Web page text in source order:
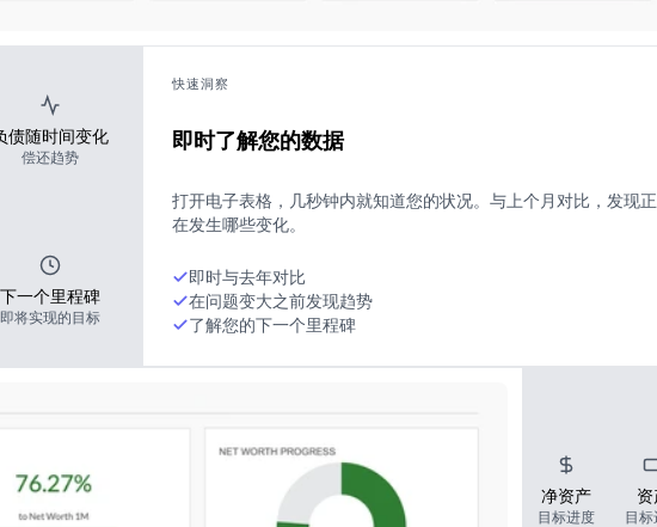
快速洞察
即时了解您的数据
打开电子表格，几秒钟内就知道您的状况。与上个月对比，发现正
在发生哪些变化。
即时与去年对比
在问题变大之前发现趋势
了解您的下一个里程碑
债随时间变化
偿还趋势
下一个里程碑
即将实现的目标
净资产
目标进度 目